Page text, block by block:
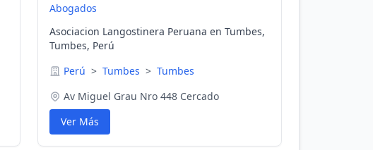
Abogados
Asociacion Langostinera Peruana en Tumbes,
Tumbes, Perú
Perú > Tumbes > Tumbes
Av Miguel Grau Nro 448 Cercado
Ver Más